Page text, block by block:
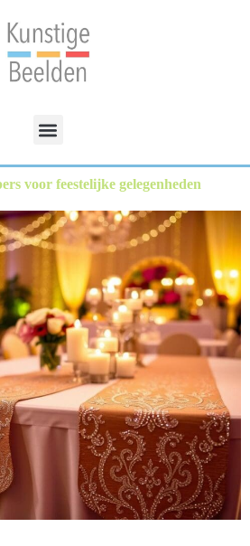
voor feestelijke gelegenheden